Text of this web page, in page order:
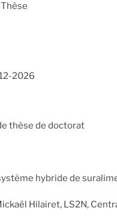
Thèse
2026
thèse de doctorat
hybride de
Hilairet, LS2N,